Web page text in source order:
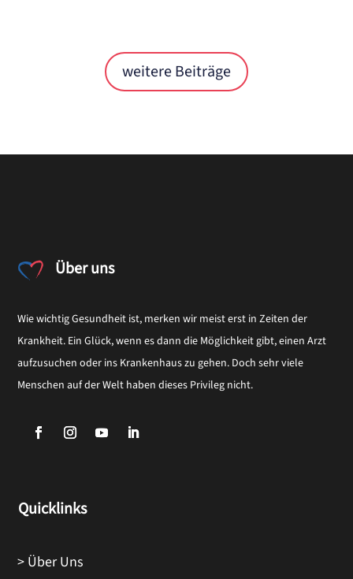
weitere Beiträge
Über uns
Wie wichtig Gesundheit ist, merken wir meist erst in Zeiten der
Krankheit. Ein Glück, wenn es dann die Möglichkeit gibt, einen Arzt
aufzusuchen oder ins Krankenhaus zu gehen. Doch sehr viele
Menschen auf der Welt haben dieses Privileg nicht.
Quicklinks
> Über Uns